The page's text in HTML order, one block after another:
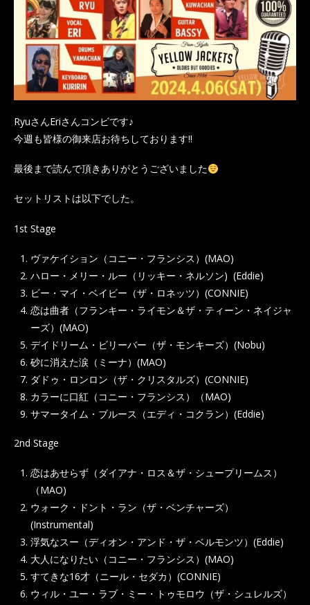
RyuさんEriさんコンビです♪
今週も皆様の御来店お待ちしております‼
最後まで読んで頂きありがとうございました
セットリストは以下でした。
1st Stage
ヴァケイション（コニー・フランシス）(MAO)
ハロー・メリー・ルー（リッキー・ネルソン) (Eddie)
ビー・マイ・ベイビー（ザ・ロネッツ）(CONNIE)
恋は曲者（フランキー・ライモン＆ザ・ティーン・ネイジャ
ーズ）(MAO)
デイドリーム・ビリーバー（ザ・モンキーズ）(Nobu)
砂に消えた涙（ミーナ）(MAO)
ダドゥ・ロンロン（ザ・クリスタルズ）(CONNIE)
カラーに口紅（コニー・フランシス）（MAO)
サマータイム・ブルース（エディ・コクラン）(Eddie)
2nd Stage
恋はあせらず（ダイアナ・ロス＆ザ・シュープリームス）
（MAO)
ウォーク・ドント・ラン（ザ・ベンチャーズ）
(Instrumental)
浮気なスー（ディオン・アンド・ザ・ベルモンツ）(Eddie)
大人になりたい（コニー・フランシス）(MAO)
すてきな16才（ニール・セダカ）(CONNIE)
ウィル・ユー・ラブ・ミー・トゥモロウ（ザ・シュレルズ）